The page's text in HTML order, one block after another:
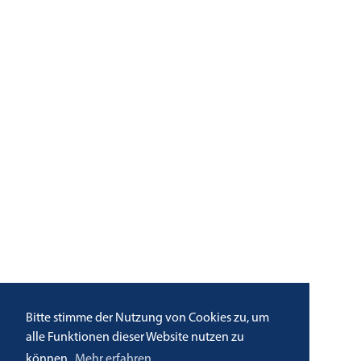
Bitte stimme der Nutzung von Cookies zu, um
alle Funktionen dieser Website nutzen zu